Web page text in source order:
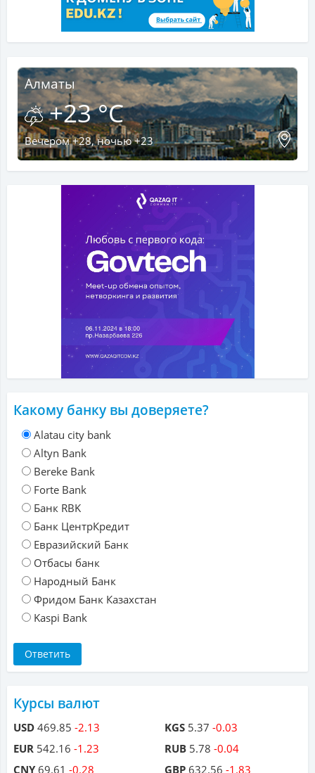
Алматы
+23 °C
Вечером +28, ночью +23
Какому банку вы доверяете?
Alatau city bank
Altyn Bank
Bereke Bank
Forte Bank
Банк RBK
Банк ЦентрКредит
Евразийский Банк
Отбасы банк
Народный Банк
Фридом Банк Казахстан
Kaspi Bank
Курсы валют
USD 469.85 -2.13
EUR 542.16 -1.23
CNY69.61 -0.28
KGS 5.37 -0.03
RUB 5.78 -0.04
GBP 632.56 -1.83